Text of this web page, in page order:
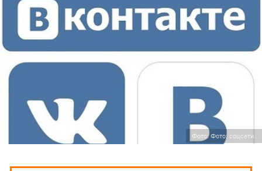
Фото: Фото: соцсети.